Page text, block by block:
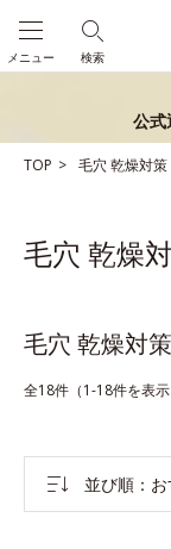
検索
メニュー
公式
TOP 毛穴 乾燥対策
毛穴 乾燥
毛穴 乾燥対
全18件（1-18件を表示
並び順